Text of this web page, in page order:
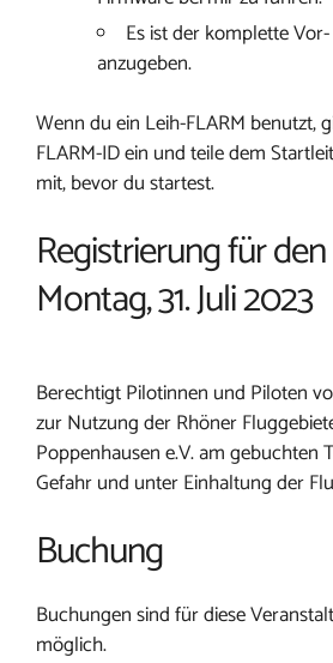
Es ist der komplette
anzugeben.
Wenn du ein Leih-FLARM benutzt,
FLARM-ID ein und teile dem
mit, bevor du startest.
Registrierung für
Montag, 31. Juli 2023
Berechtigt Pilotinnen und Piloten
zur Nutzung der Rhöner
Poppenhausen e.V. am gebuchten
Gefahr und unter Einhaltung der
Buchung
Buchungen sind für diese
möglich.